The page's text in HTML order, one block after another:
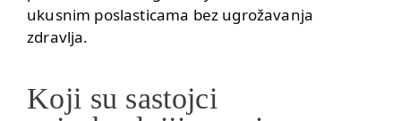
ukusnim poslasticama bez ugrožavanja
zdravlja.
Koji su sastojci